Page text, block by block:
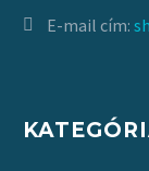
E-mail cím: